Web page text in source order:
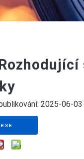
2025-06-03
se